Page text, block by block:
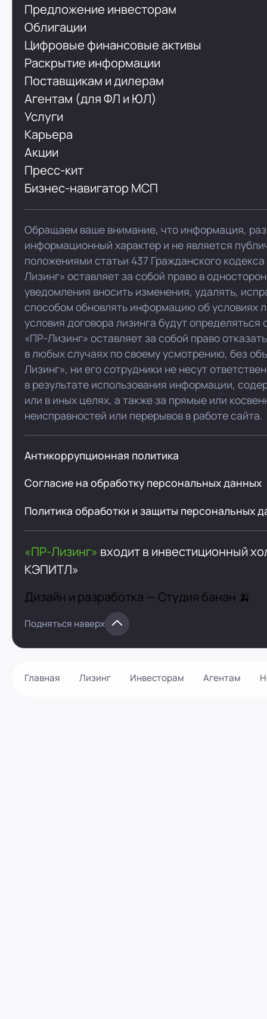
Главная Лизинг Инвесторам Агентам
Предложение инвесторам
Облигации
Цифровые финансовые активы
Раскрытие информации
Поставщикам и дилерам
Агентам (для ФЛ и ЮЛ)
Услуги
Карьера
Акции
Пресс-кит
Бизнес-навигатор МСП
Обращаем ваше внимание, что информация,
информационный характер и не является
положениями статьи 437 Гражданского
Лизинг» оставляет за собой право в
уведомления вносить изменения, удалять,
способом обновлять информацию об условиях
условия договора лизинга будут
«ПР-Лизинг» оставляет за собой право
в любых случаях по своему усмотрению, без
Лизинг», ни его сотрудники не несут
в результате использования информации,
или в иных целях, а также за прямые или
неисправностей или перерывов в работе сайта.
Антикоррупционная политика
Согласие на обработку персональных данных
Политика обработки и защиты персональных
«ПР-Лизинг» входит в инвестиционный
КЭПИТЛ»
Дизайн и разработка — Студия банан 🍌
Подняться наверх